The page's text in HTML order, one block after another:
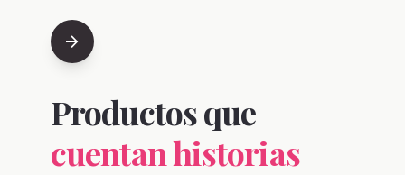
arrow_forward
Productos que
cuentan historias